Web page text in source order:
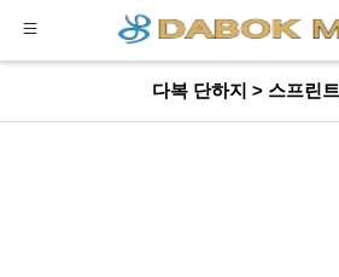
다복 단하지 > 스프린